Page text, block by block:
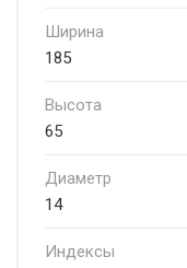
Ширина
185
Высота
65
Диаметр
14
Индексы